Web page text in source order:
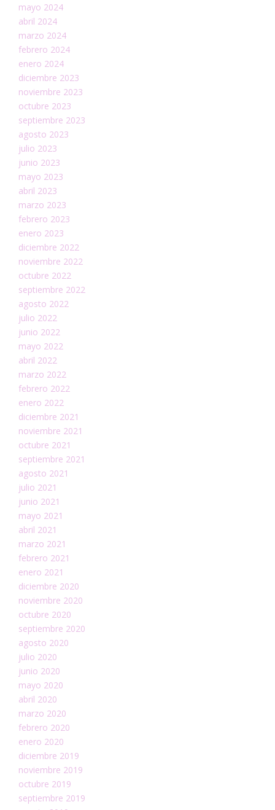
mayo 2024
abril 2024
marzo 2024
febrero 2024
enero 2024
diciembre 2023
noviembre 2023
octubre 2023
septiembre 2023
agosto 2023
julio 2023
junio 2023
mayo 2023
abril 2023
marzo 2023
febrero 2023
enero 2023
diciembre 2022
noviembre 2022
octubre 2022
septiembre 2022
agosto 2022
julio 2022
junio 2022
mayo 2022
abril 2022
marzo 2022
febrero 2022
enero 2022
diciembre 2021
noviembre 2021
octubre 2021
septiembre 2021
agosto 2021
julio 2021
junio 2021
mayo 2021
abril 2021
marzo 2021
febrero 2021
enero 2021
diciembre 2020
noviembre 2020
octubre 2020
septiembre 2020
agosto 2020
julio 2020
junio 2020
mayo 2020
abril 2020
marzo 2020
febrero 2020
enero 2020
diciembre 2019
noviembre 2019
octubre 2019
septiembre 2019